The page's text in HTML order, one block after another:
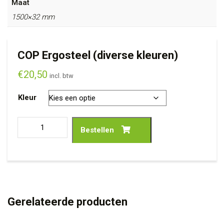
Maat
1500×32 mm
COP Ergosteel (diverse kleuren)
€20,50 incl. btw
Kleur
Bestellen
Gerelateerde producten